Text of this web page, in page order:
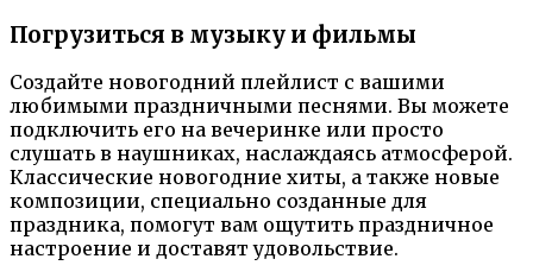
Погрузиться в музыку и фильмы
Создайте новогодний плейлист с вашими
любимыми праздничными песнями. Вы можете
подключить его на вечеринке или просто
слушать в наушниках, наслаждаясь атмосферой.
Классические новогодние хиты, а также новые
композиции, специально созданные для
праздника, помогут вам ощутить праздничное
настроение и доставят удовольствие.